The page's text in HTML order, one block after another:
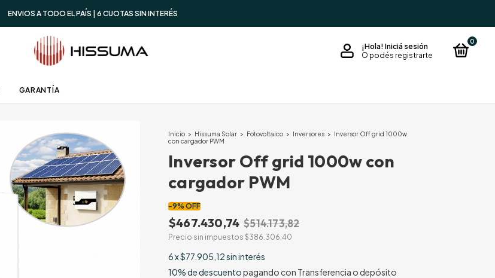
ENVIOS A TODO EL PAÍS | 6 CUOTAS SIN INTERÉS
¡Hola! Iniciá sesión
O podés registrarte
0
GARANTÍA
Inicio > Hissuma Solar > Fotovoltaico > Inversores > Inversor Off grid 1000w
con cargador PWM
Inversor Off grid 1000w con
cargador PWM
-9% OFF
$467.430,74 $514.173,82
Precio sin impuestos $386.306,40
6x$77.905,12sin interés
10% de descuentopagando con Transferencia o depósito